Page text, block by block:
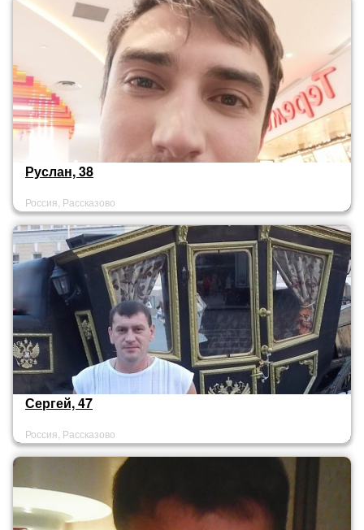
Руслан, 38
Россия, Рассказово
Сергей, 47
Россия, Рассказово